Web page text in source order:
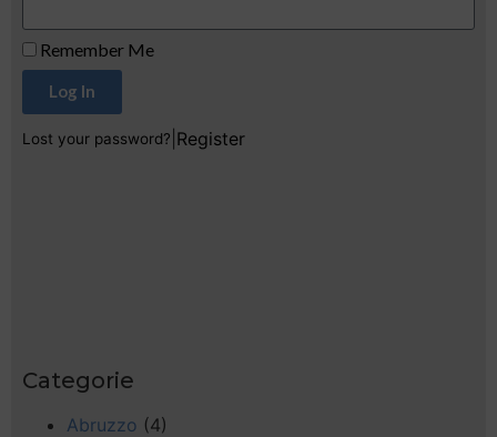
Remember Me
Log In
Lost your password? Register
Categorie
Abruzzo (4)